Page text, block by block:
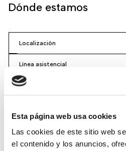
Esta página web usa cookies
Las cookies de este sitio web
el contenido y los anuncios,
Dónde estamos
Ver mapa